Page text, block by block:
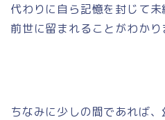
代わりに自ら記憶を封じて
前世に留まれることがわかり
ちなみに少しの間であれば